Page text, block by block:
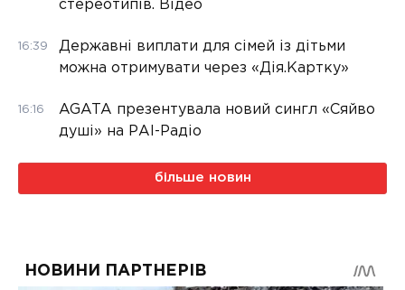
стереотипів. Відео
16:39
Державні виплати для сімей із дітьми
можна отримувати через «Дія.Картку»
16:16
AGATA презентувала новий сингл «Сяйво
душі» на РАІ-Радіо
більше новин